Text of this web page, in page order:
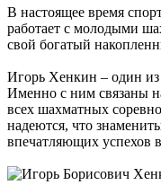
В настоящее время
работает с молодыми
свой богатый
Игорь Хенкин – один
Именно с ним связаны
всех шахматных
надеются, что
впечатляющих успехов